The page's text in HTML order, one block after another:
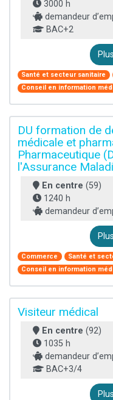
3000 h
demandeur
BAC+2
Santé et secteur sanitaire
Conseil en information
DU formation de
médicale et
Pharmaceutique
l'Assurance
En centre (59)
1240 h
demandeur
Commerce
Santé et
Conseil en information
Visiteur médical
En centre (92)
1035 h
demandeur
BAC+3/4